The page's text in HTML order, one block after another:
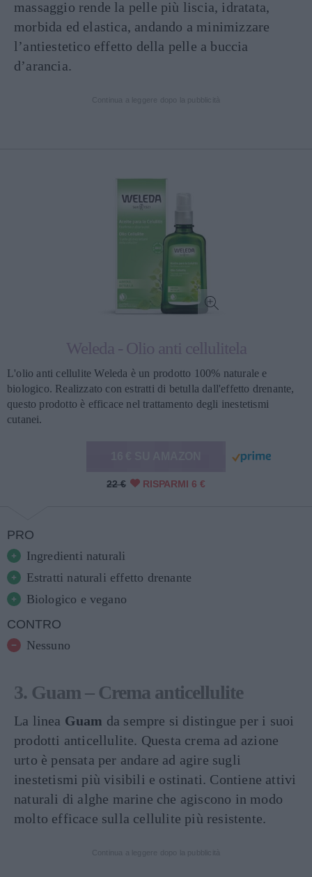
massaggio rende la pelle più liscia, idratata,
morbida ed elastica, andando a minimizzare
l’antiestetico effetto della pelle a buccia
d’arancia.
Weleda - Olio anti cellulitela
L'olio anti cellulite Weleda è un prodotto 100% naturale e
biologico. Realizzato con estratti di betulla dall'effetto drenante,
questo prodotto è efficace nel trattamento degli inestetismi
cutanei.
22 € RISPARMI 6 €
PRO
Ingredienti naturali
Estratti naturali effetto drenante
Biologico e vegano
CONTRO
Nessuno
3. Guam – Crema anticellulite
La linea Guam da sempre si distingue per i suoi
prodotti anticellulite. Questa crema ad azione
urto è pensata per andare ad agire sugli
inestetismi più visibili e ostinati. Contiene attivi
naturali di alghe marine che agiscono in modo
molto efficace sulla cellulite più resistente.